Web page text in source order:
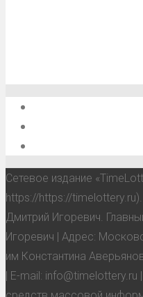
Сетевое издание
https://https://
Дмитрий Игоревич.
Игоревич | Адрес:
им Константина
| E-mail: info@timelottery.ru